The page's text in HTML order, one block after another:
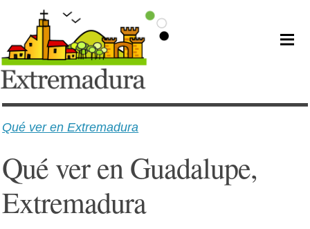
Qué ver en Extremadura
Qué ver en Guadalupe,
Extremadura